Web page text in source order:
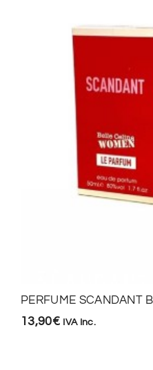
PERFUME SCANDANT
13,90€ IVA Inc.